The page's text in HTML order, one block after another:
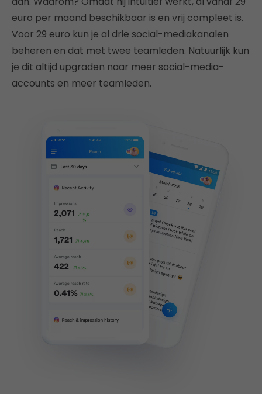
euro per maand beschikbaar is en vrij compleet is.
Voor 29 euro kun je al drie social-mediakanalen
beheren en dat met twee teamleden. Natuurlijk kun
je dit altijd upgraden naar meer social-media-
accounts en meer teamleden.